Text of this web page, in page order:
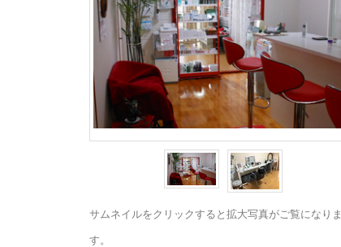
サムネイルをクリックすると拡大写真がご覧になりま
す。